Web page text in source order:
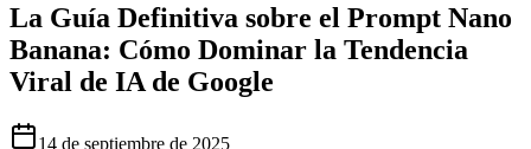
La Guía Definitiva sobre el Prompt Nano
Banana: Cómo Dominar la Tendencia
Viral de IA de Google
14 de septiembre de 2025